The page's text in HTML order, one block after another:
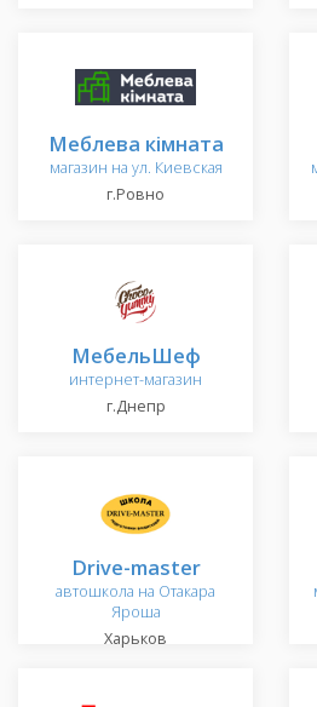
Меблева кімната
магазин на ул. Киевская
г.Ровно
МебельШеф
интернет-магазин
г.Днепр
Drive-master
автошкола на Отакара
Яроша
Харьков